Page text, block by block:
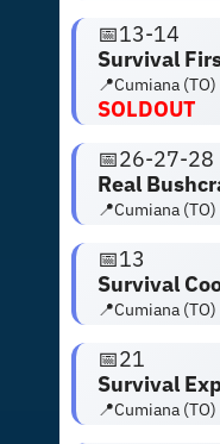
📅13-14
Survival
📍Cumiana (TO)
SOLDOUT
📅26-27-28
Real
📍Cumiana (TO)
📅13
Survival
📍Cumiana (TO)
📅21
Survival
📍Cumiana (TO)